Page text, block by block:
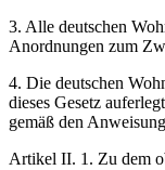
3. Alle deutschen
Anordnungen zum
4. Die deutschen
dieses Gesetz
gemäß den
Artikel II. 1. Zu dem